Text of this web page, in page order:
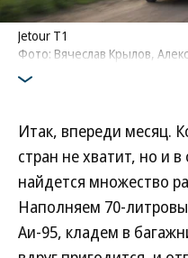
Jetour T1
Фото: Вячеслав Крылов,
Итак, впереди месяц.
стран не хватит, но и
найдется множество
Наполняем 70-
Аи-95, кладем в